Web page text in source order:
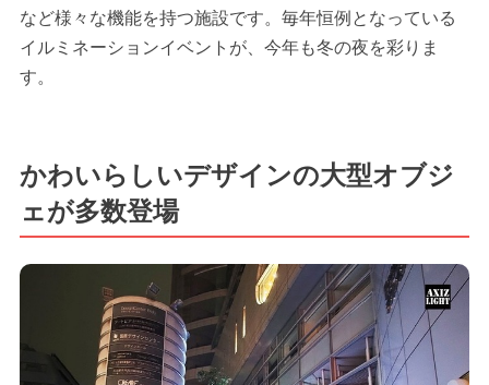
など様々な機能を持つ施設です。毎年恒例となっている
イルミネーションイベントが、今年も冬の夜を彩りま
す。
かわいらしいデザインの大型オブジ
ェが多数登場